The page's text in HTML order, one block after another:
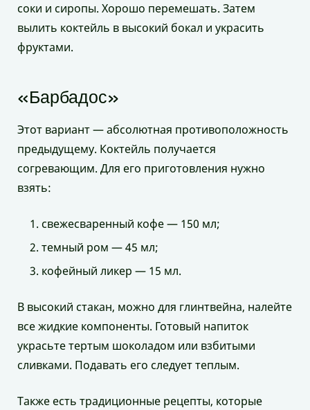
соки и сиропы. Хорошо перемешать. Затем
вылить коктейль в высокий бокал и украсить
фруктами.
«Барбадос»
Этот вариант — абсолютная противоположность
предыдущему. Коктейль получается
согревающим. Для его приготовления нужно
взять:
свежесваренный кофе — 150 мл;
темный ром — 45 мл;
кофейный ликер — 15 мл.
В высокий стакан, можно для глинтвейна, налейте
все жидкие компоненты. Готовый напиток
украсьте тертым шоколадом или взбитыми
сливками. Подавать его следует теплым.
Также есть традиционные рецепты, которые